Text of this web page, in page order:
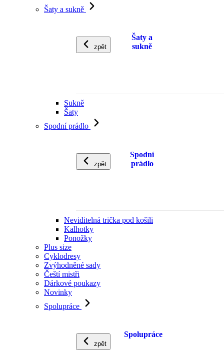
Šaty a sukně
zpět
Šaty a
sukně
Sukně
Šaty
Spodní prádlo
zpět
Spodní
prádlo
Neviditelná trička pod košili
Kalhotky
Ponožky
Plus size
Cyklodresy
Zvýhodněné sady
Čeští mistři
Dárkové poukazy
Novinky
Spolupráce
zpět
Spolupráce